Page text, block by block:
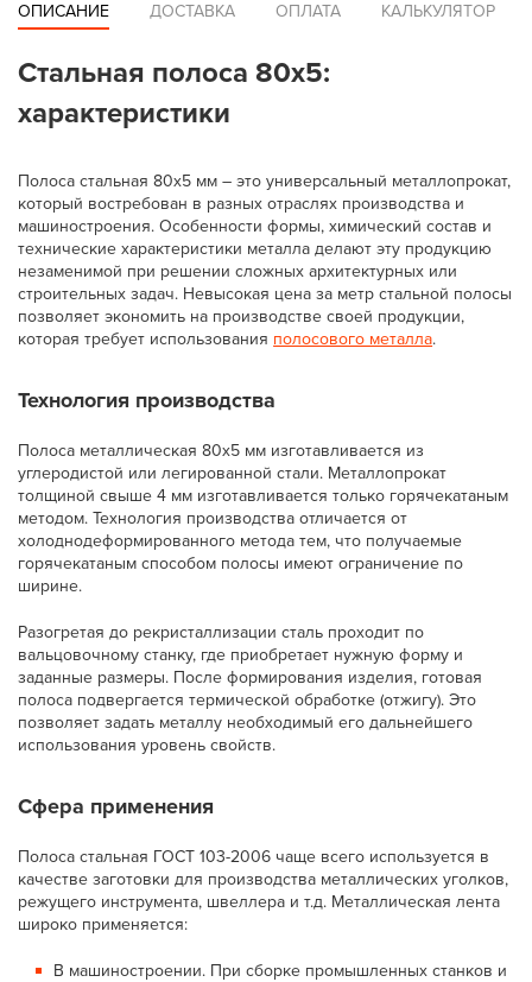
ОПИСАНИЕ ДОСТАВКА ОПЛАТА КАЛЬКУЛЯТОР
Стальная полоса 80x5:
характеристики
Полоса стальная 80х5 мм – это универсальный металлопрокат,
который востребован в разных отраслях производства и
машиностроения. Особенности формы, химический состав и
технические характеристики металла делают эту продукцию
незаменимой при решении сложных архитектурных или
строительных задач. Невысокая цена за метр стальной полосы
позволяет экономить на производстве своей продукции,
которая требует использования полосового металла.
Технология производства
Полоса металлическая 80х5 мм изготавливается из
углеродистой или легированной стали. Металлопрокат
толщиной свыше 4 мм изготавливается только горячекатаным
методом. Технология производства отличается от
холоднодеформированного метода тем, что получаемые
горячекатаным способом полосы имеют ограничение по
ширине.
Разогретая до рекристаллизации сталь проходит по
вальцовочному станку, где приобретает нужную форму и
заданные размеры. После формирования изделия, готовая
полоса подвергается термической обработке (отжигу). Это
позволяет задать металлу необходимый его дальнейшего
использования уровень свойств.
Сфера применения
Полоса стальная ГОСТ 103-2006 чаще всего используется в
качестве заготовки для производства металлических уголков,
режущего инструмента, швеллера и т.д. Металлическая лента
широко применяется:
В машиностроении. При сборке промышленных станков и